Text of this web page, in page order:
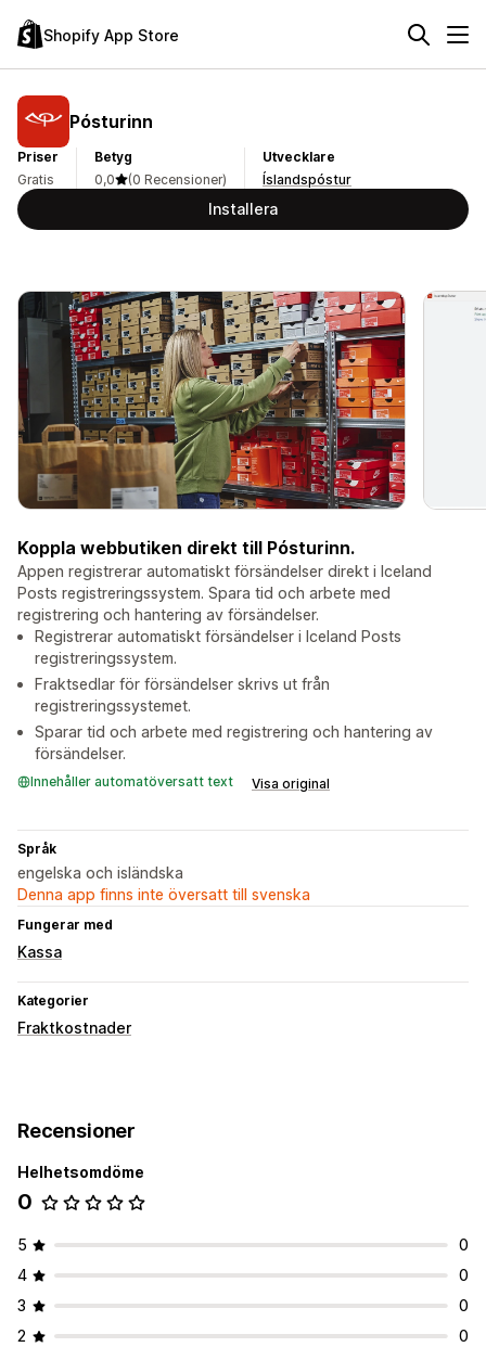
Shopify App Store
Pósturinn
Priser
Gratis
Betyg
0,0
(0 Recensioner)
Utvecklare
Íslandspóstur
Installera
Koppla webbutiken direkt till Pósturinn.
Appen registrerar automatiskt försändelser direkt i Iceland
Posts registreringssystem. Spara tid och arbete med
registrering och hantering av försändelser.
Registrerar automatiskt försändelser i Iceland Posts
registreringssystem.
Fraktsedlar för försändelser skrivs ut från
registreringssystemet.
Sparar tid och arbete med registrering och hantering av
försändelser.
Innehåller automatöversatt text Visa original
Språk
engelska och isländska
Denna app finns inte översatt till svenska
Fungerar med
Kassa
Kategorier
Fraktkostnader
Recensioner
Helhetsomdöme
0
5
0
4
0
3
0
2
0